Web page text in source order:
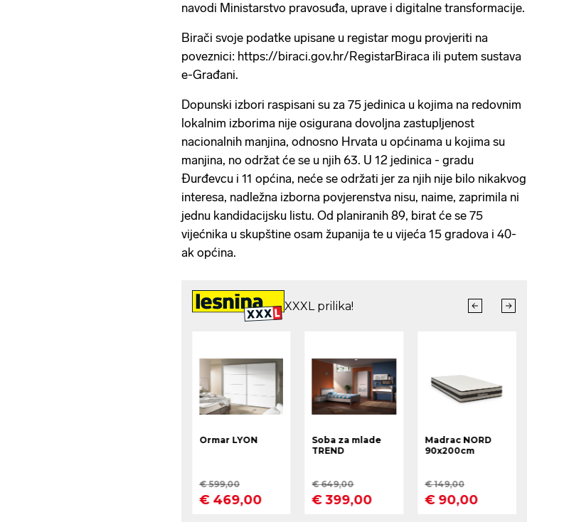
navodi Ministarstvo pravosuđa, uprave i digitalne transformacije.
Birači svoje podatke upisane u registar mogu provjeriti na
poveznici: https://biraci.gov.hr/RegistarBiraca ili putem sustava
e-Građani.
Dopunski izbori raspisani su za 75 jedinica u kojima na redovnim
lokalnim izborima nije osigurana dovoljna zastupljenost
nacionalnih manjina, odnosno Hrvata u općinama u kojima su
manjina, no održat će se u njih 63. U 12 jedinica - gradu
Đurđevcu i 11 općina, neće se održati jer za njih nije bilo nikakvog
interesa, nadležna izborna povjerenstva nisu, naime, zaprimila ni
jednu kandidacijsku listu. Od planiranih 89, birat će se 75
vijećnika u skupštine osam županija te u vijeća 15 gradova i 40-
ak općina.